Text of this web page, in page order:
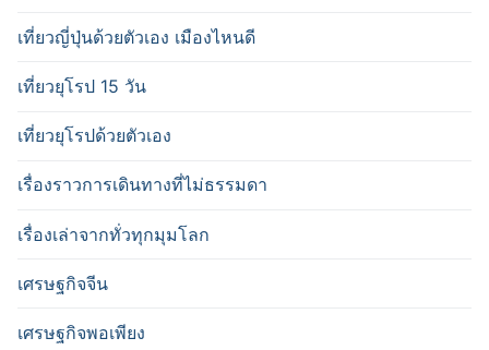
เที่ยวญี่ปุ่นด้วยตัวเอง เมืองไหนดี
เที่ยวยุโรป 15 วัน
เที่ยวยุโรปด้วยตัวเอง
เรื่องราวการเดินทางที่ไม่ธรรมดา
เรื่องเล่าจากทั่วทุกมุมโลก
เศรษฐกิจจีน
เศรษฐกิจพอเพียง